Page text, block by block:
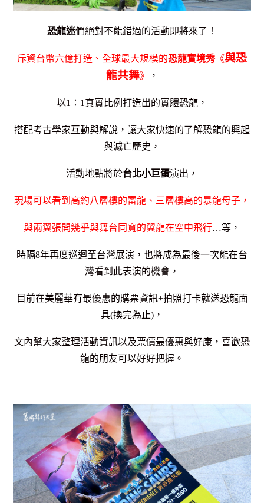
恐龍迷們絕對不能錯過的活動即將來了！
斥資台幣六億打造、全球最大規模的恐龍實境秀 《與恐
龍共舞》 ，
以1：1真實比例打造出的實體恐龍，
搭配考古學家互動與解說，讓大家快速的了解恐龍的興起
與滅亡歷史，
活動地點將於台北小巨蛋演出，
現場可以看到高約八層樓的雷龍、三層樓高的暴龍母子，
與兩翼張開幾乎與舞台同寬的翼龍在空中飛行…等，
時隔8年再度巡迴至台灣展演， 也將成為最後一次能在台
灣看到此表演的機會，
目前在美麗華有最優惠的購票資訊+拍照打卡就送恐龍面
具(換完為止)，
文內幫大家整理活動資訊以及票價最優惠與好康，喜歡恐
龍的朋友可以好好把握。